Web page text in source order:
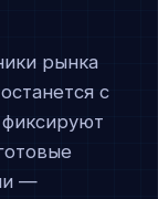
рынка
с
—